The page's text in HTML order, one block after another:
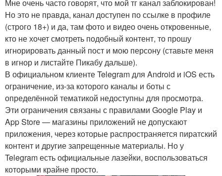
Мне очень часто говорят, что мой тг канал заблокирован!
Но это не правда, канал доступен по ссылке в профиле
(строго 18+) и да, там фото и видео очень откровенные,
кто не хочет смотреть подобный контент, то прошу
игнорировать данный пост и мою персону (ставьте меня
в игнор и листайте Пикабу дальше).
В официальном клиенте Telegram для Android и iOS есть
ограничение, из-за которого каналы и боты с
определённой тематикой недоступны для просмотра.
Эти ограничения связаны с правилами Google Play и
App Store — магазины приложений не допускают
приложения, через которые распространяется пиратский
контент и другие запрещенные материалы. Но у
Telegram есть официальные лазейки, воспользоваться
которыми крайне просто.